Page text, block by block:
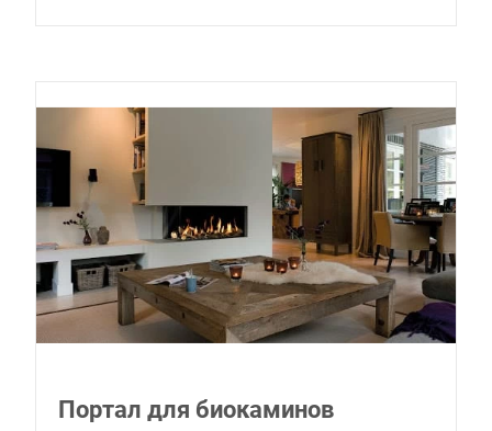
Портал для биокаминов